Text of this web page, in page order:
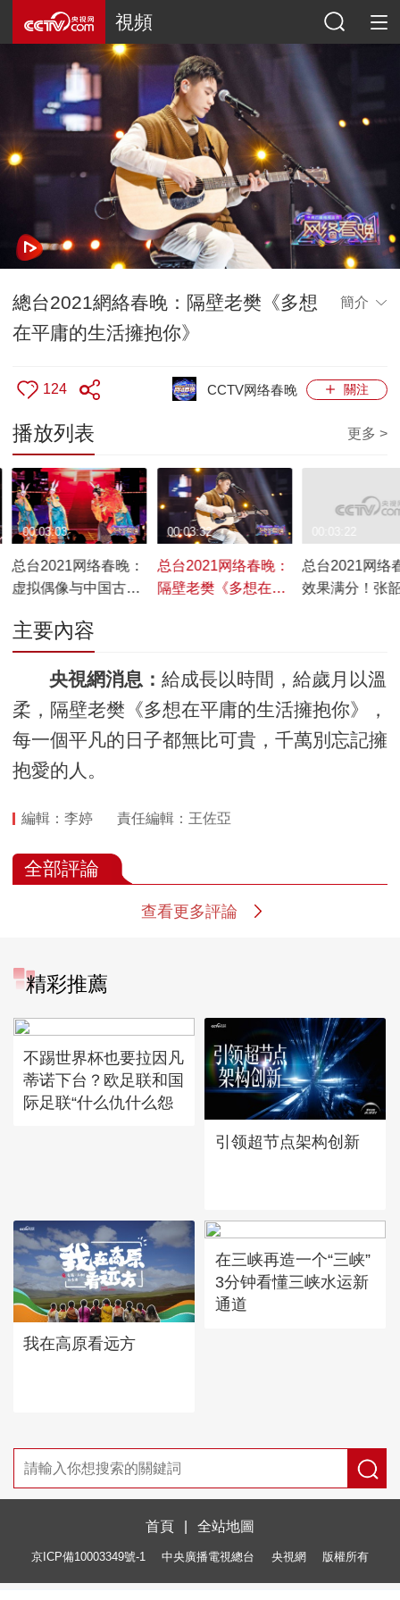
視頻
總台2021網絡春晚：隔壁老樊《多想
在平庸的生活擁抱你》
簡介
124 關注
CCTV网络春晚
播放列表 更多 >
总台2021网络春晚：
虚拟偶像与中国古典
00:03:03
总台2021网络春晚：
隔壁老樊《多想在平
00:03:32
总台2021网络
效果满分！张
00:03:22
主要內容
央視網消息： 給成長以時間，給歲月以溫
柔，隔壁老樊《多想在平庸的生活擁抱你》，
每一個平凡的日子都無比可貴，千萬別忘記擁
抱愛的人。
編輯：李婷 責任編輯：王佐亞
全部評論
查看更多評論
精彩推薦
不踢世界杯也要拉因凡
蒂诺下台？欧足联和国
际足联“什么仇什么怨
引领超节点架构创新
我在高原看远方
在三峡再造一个“三峡”
3分钟看懂三峡水运新
通道
首頁 全站地圖
京ICP備10003349號-1 中央廣播電視總台 央視網 版權所有